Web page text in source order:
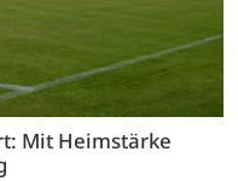
Mit Heimstärke